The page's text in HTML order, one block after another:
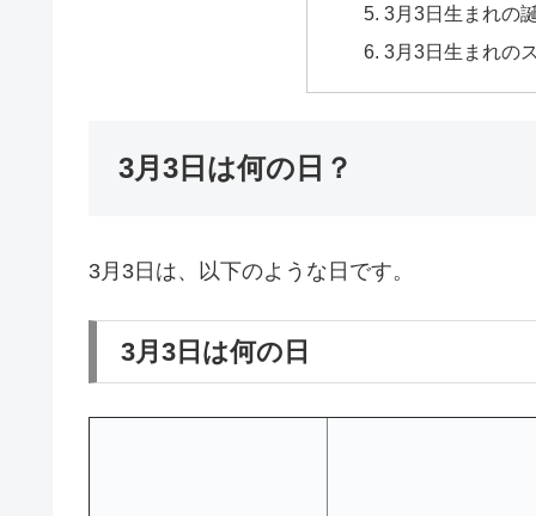
3月3日生まれの
3月3日生まれの
3月3日は何の日？
3月3日は、以下のような日です。
3月3日は何の日